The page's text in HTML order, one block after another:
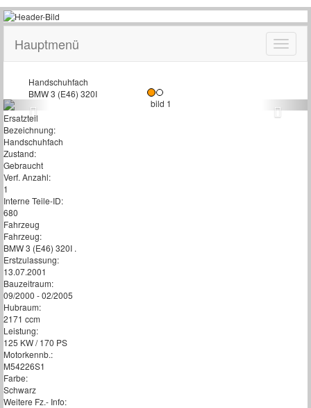
Hauptmenü
Handschuhfach
BMW 3 (E46) 320I
Ersatzteil
Bezeichnung:
Handschuhfach
Zustand:
Gebraucht
Verf. Anzahl:
1
Interne Teile-ID:
680
Fahrzeug
Fahrzeug:
BMW 3 (E46) 320I .
Erstzulassung:
13.07.2001
Bauzeitraum:
09/2000 - 02/2005
Hubraum:
2171 ccm
Leistung:
125 KW / 170 PS
Motorkennb.:
M54226S1
Farbe:
Schwarz
Weitere Fz.- Info: